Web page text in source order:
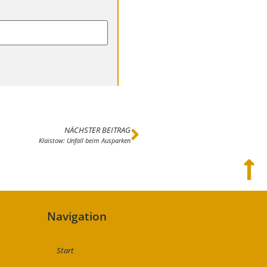
NÄCHSTER BEITRAG
Klaistow: Unfall beim Ausparken
Navigation
Start